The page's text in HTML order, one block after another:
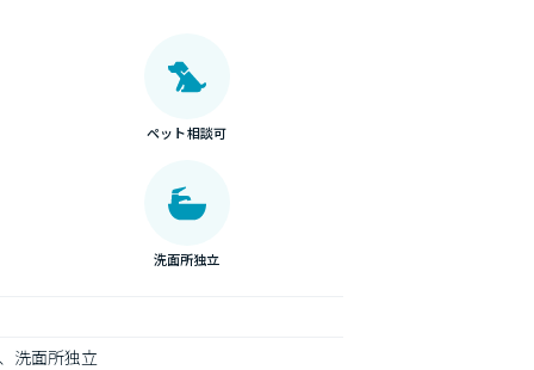
ペット相談可
洗面所独立
洗面所独立